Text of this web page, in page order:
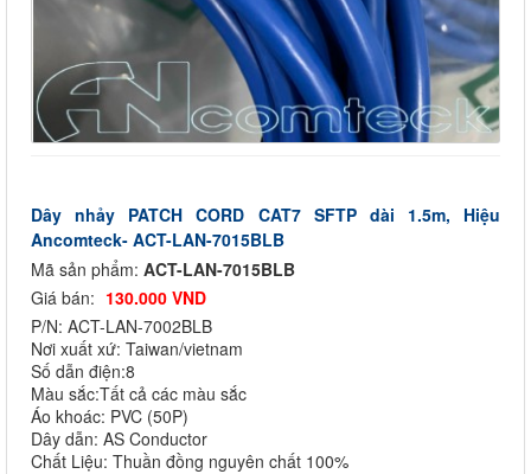
Dây nhảy PATCH CORD CAT7 SFTP dài 1.5m, Hiệu
Ancomteck- ACT-LAN-7015BLB
Mã sản phẩm: ACT-LAN-7015BLB
Giá bán: 130.000 VND
P/N: ACT-LAN-7002BLB
Nơi xuất xứ: Taiwan/vietnam
Số dẫn điện:8
Màu sắc:Tất cả các màu sắc
Áo khoác: PVC (50P)
Dây dẫn: AS Conductor
Chất Liệu: Thuần đồng nguyên chất 100%